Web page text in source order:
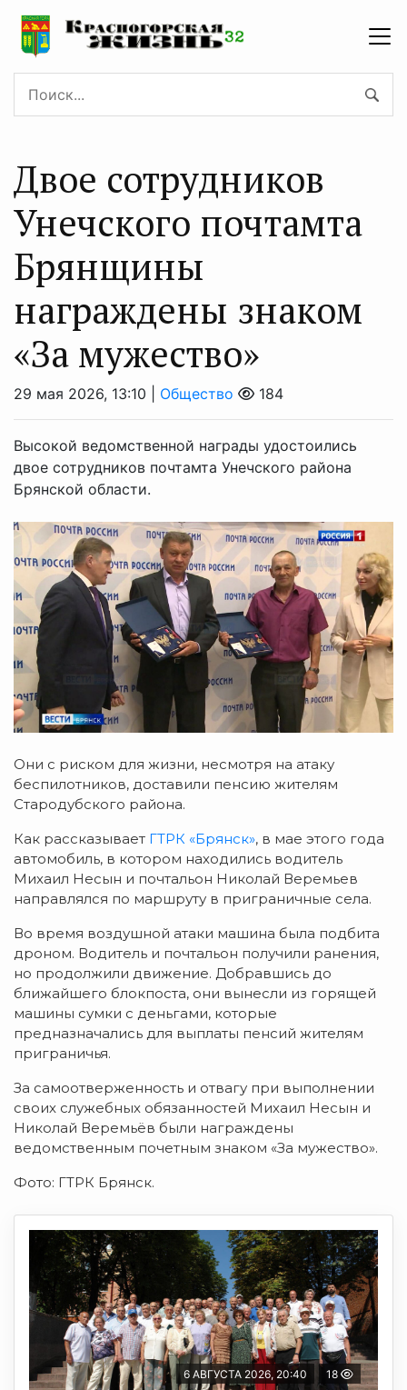
Двое сотрудников
Унечского почтамта
Брянщины
награждены знаком
«За мужество»
29 мая 2026, 13:10 | Общество 184
Высокой ведомственной награды удостоились
двое сотрудников почтамта Унечского района
Брянской области.
Они с риском для жизни, несмотря на атаку
беспилотников, доставили пенсию жителям
Стародубского района.
Как рассказывает ГТРК «Брянск», в мае этого года
автомобиль, в котором находились водитель
Михаил Несын и почтальон Николай Веремьев
направлялся по маршруту в приграничные села.
Во время воздушной атаки машина была подбита
дроном. Водитель и почтальон получили ранения,
но продолжили движение. Добравшись до
ближайшего блокпоста, они вынесли из горящей
машины сумки с деньгами, которые
предназначались для выплаты пенсий жителям
приграничья.
За самоотверженность и отвагу при выполнении
своих служебных обязанностей Михаил Несын и
Николай Веремьёв были награждены
ведомственным почетным знаком «За мужество».
Фото: ГТРК Брянск.
6 АВГУСТА 2026, 20:40 18